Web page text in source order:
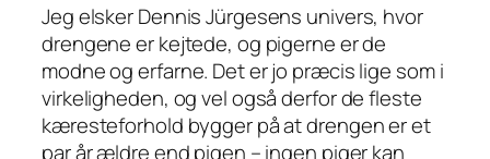
Jeg elsker Dennis Jürgesens univers, hvor
drengene er kejtede, og pigerne er de
modne og erfarne. Det er jo præcis lige som i
virkeligheden, og vel også derfor de fleste
kæresteforhold bygger på at drengen er et
par år ældre end pigen – ingen piger kan